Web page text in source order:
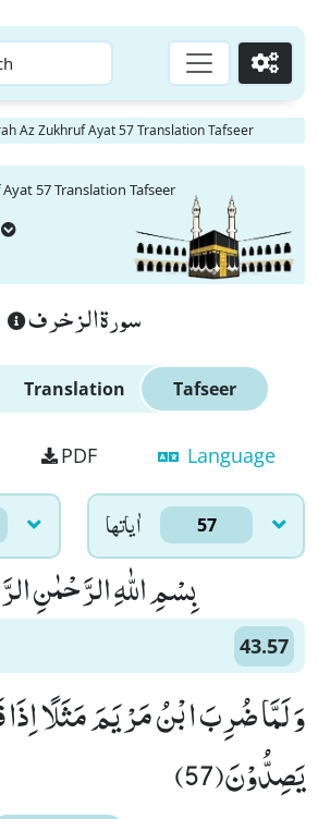
Go
Az Zukhruf Ayat 57 Translation Tafseer
57 Translation Tafseer
سورة الزخرف
Translation Tafseer
PDF Language
اٰياتها 57
بِسْمِ اللّٰهِ الرَّحْمٰنِ
43.57
وَ لَمَّا ضُرِبَ ابْنُ مَرْیَمَ مَثَلًا
یَصِدُّوْنَ(57)